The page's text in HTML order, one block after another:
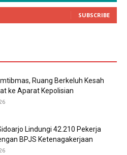
SUBSCRIBE
Ruang Berkeluh Kesah
ke Aparat Kepolisian
Lindungi 42.210 Pekerja
BPJS Ketenagakerjaan